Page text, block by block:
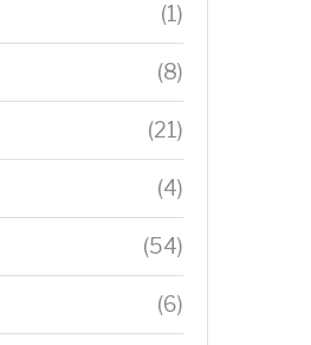
(1)
(8)
(21)
(4)
(54)
(6)